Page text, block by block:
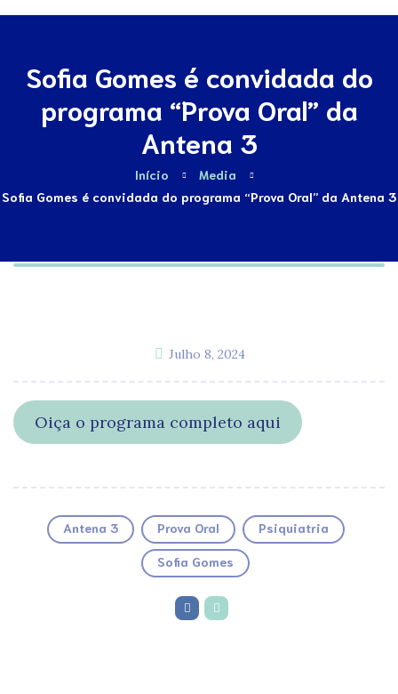
Sofia Gomes é convidada do
programa “Prova Oral” da
Antena 3
Início
Media
Sofia Gomes é convidada do programa “Prova Oral” da Antena 3
Julho 8, 2024
Oiça o programa completo aqui
Antena 3 Prova Oral Psiquiatria
Sofia Gomes